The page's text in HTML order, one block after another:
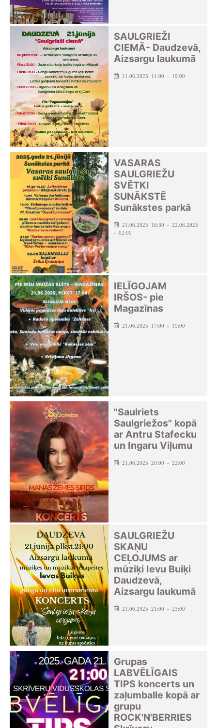
SAULGRIEŽI
CIEMĀ- Daudzevā,
Aizsargu laukumā
21.06.2025 11:00 - 19:00
VASARAS
SAULGRIEŽU
SVĒTKI
SUNĀKSTĒ
Sunākstes parkā
21.06.2025 16:30 - 22.06.2025
- 02:00
IELĪGOJAM
IRŠOS- pie
Magazīnas
21.06.2025 17:00 - 19:00
"Saulriets
Saulgriežos" kopā
ar Antru Stafecku
un Ingaru Viļumu
21.06.2025 20:00 - 22:00
SAULGRIEŽU
SKAŅU
CEĻOJUMS ar
mūziķi Ievu Buiķi
Daudzevā,
Aizsargu laukumā
21.06.2025 21:00 - 23:00
Grupas
LABVĒLĪGAIS
TIPS koncerts un
zaļumballe kopā ar
grupu
ROCK'N'BERRIES